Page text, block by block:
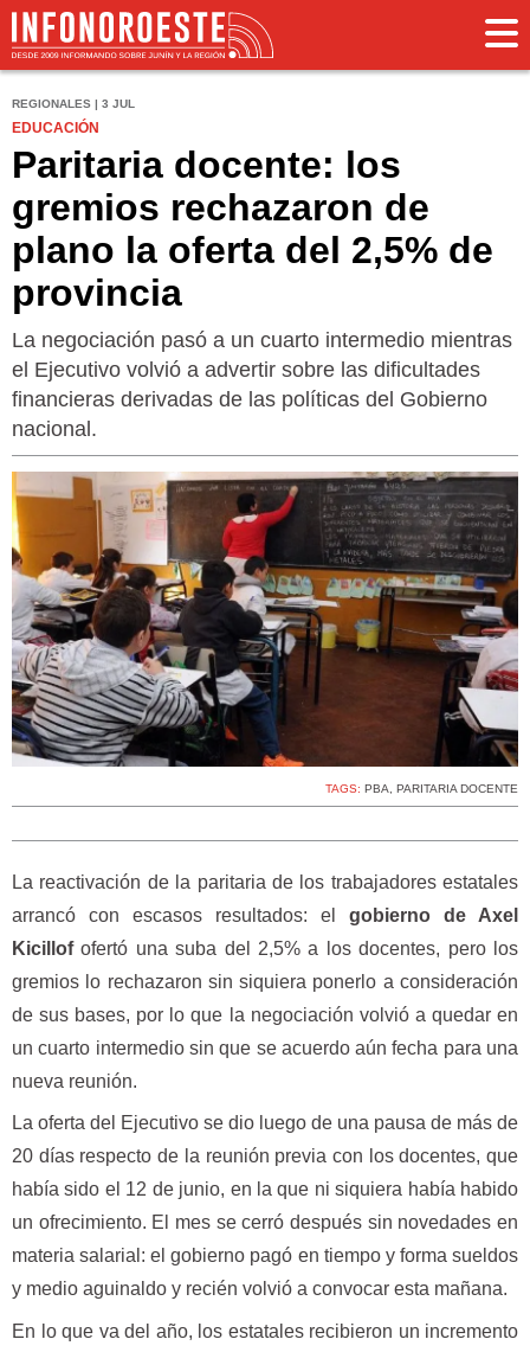
REGIONALES | 3 JUL
EDUCACIÓN
Paritaria docente: los
gremios rechazaron de
plano la oferta del 2,5% de
provincia
La negociación pasó a un cuarto intermedio mientras
el Ejecutivo volvió a advertir sobre las dificultades
financieras derivadas de las políticas del Gobierno
nacional.
TAGS: PBA, PARITARIA DOCENTE
La reactivación de la paritaria de los trabajadores estatales
arrancó con escasos resultados: el gobierno de Axel
Kicillofofertó una suba del 2,5% a los docentes, pero los
gremios lo rechazaron sin siquiera ponerlo a consideración
de sus bases, por lo que la negociación volvió a quedar en
un cuarto intermedio sin que se acuerdo aún fecha para una
nueva reunión.
La oferta del Ejecutivo se dio luego de una pausa de más de
20 días respecto de la reunión previa con los docentes, que
había sido el 12 de junio, en la que ni siquiera había habido
un ofrecimiento. El mes se cerró después sin novedades en
materia salarial: el gobierno pagó en tiempo y forma sueldos
y medio aguinaldo y recién volvió a convocar esta mañana.
En lo que va del año, los estatales recibieron un incremento